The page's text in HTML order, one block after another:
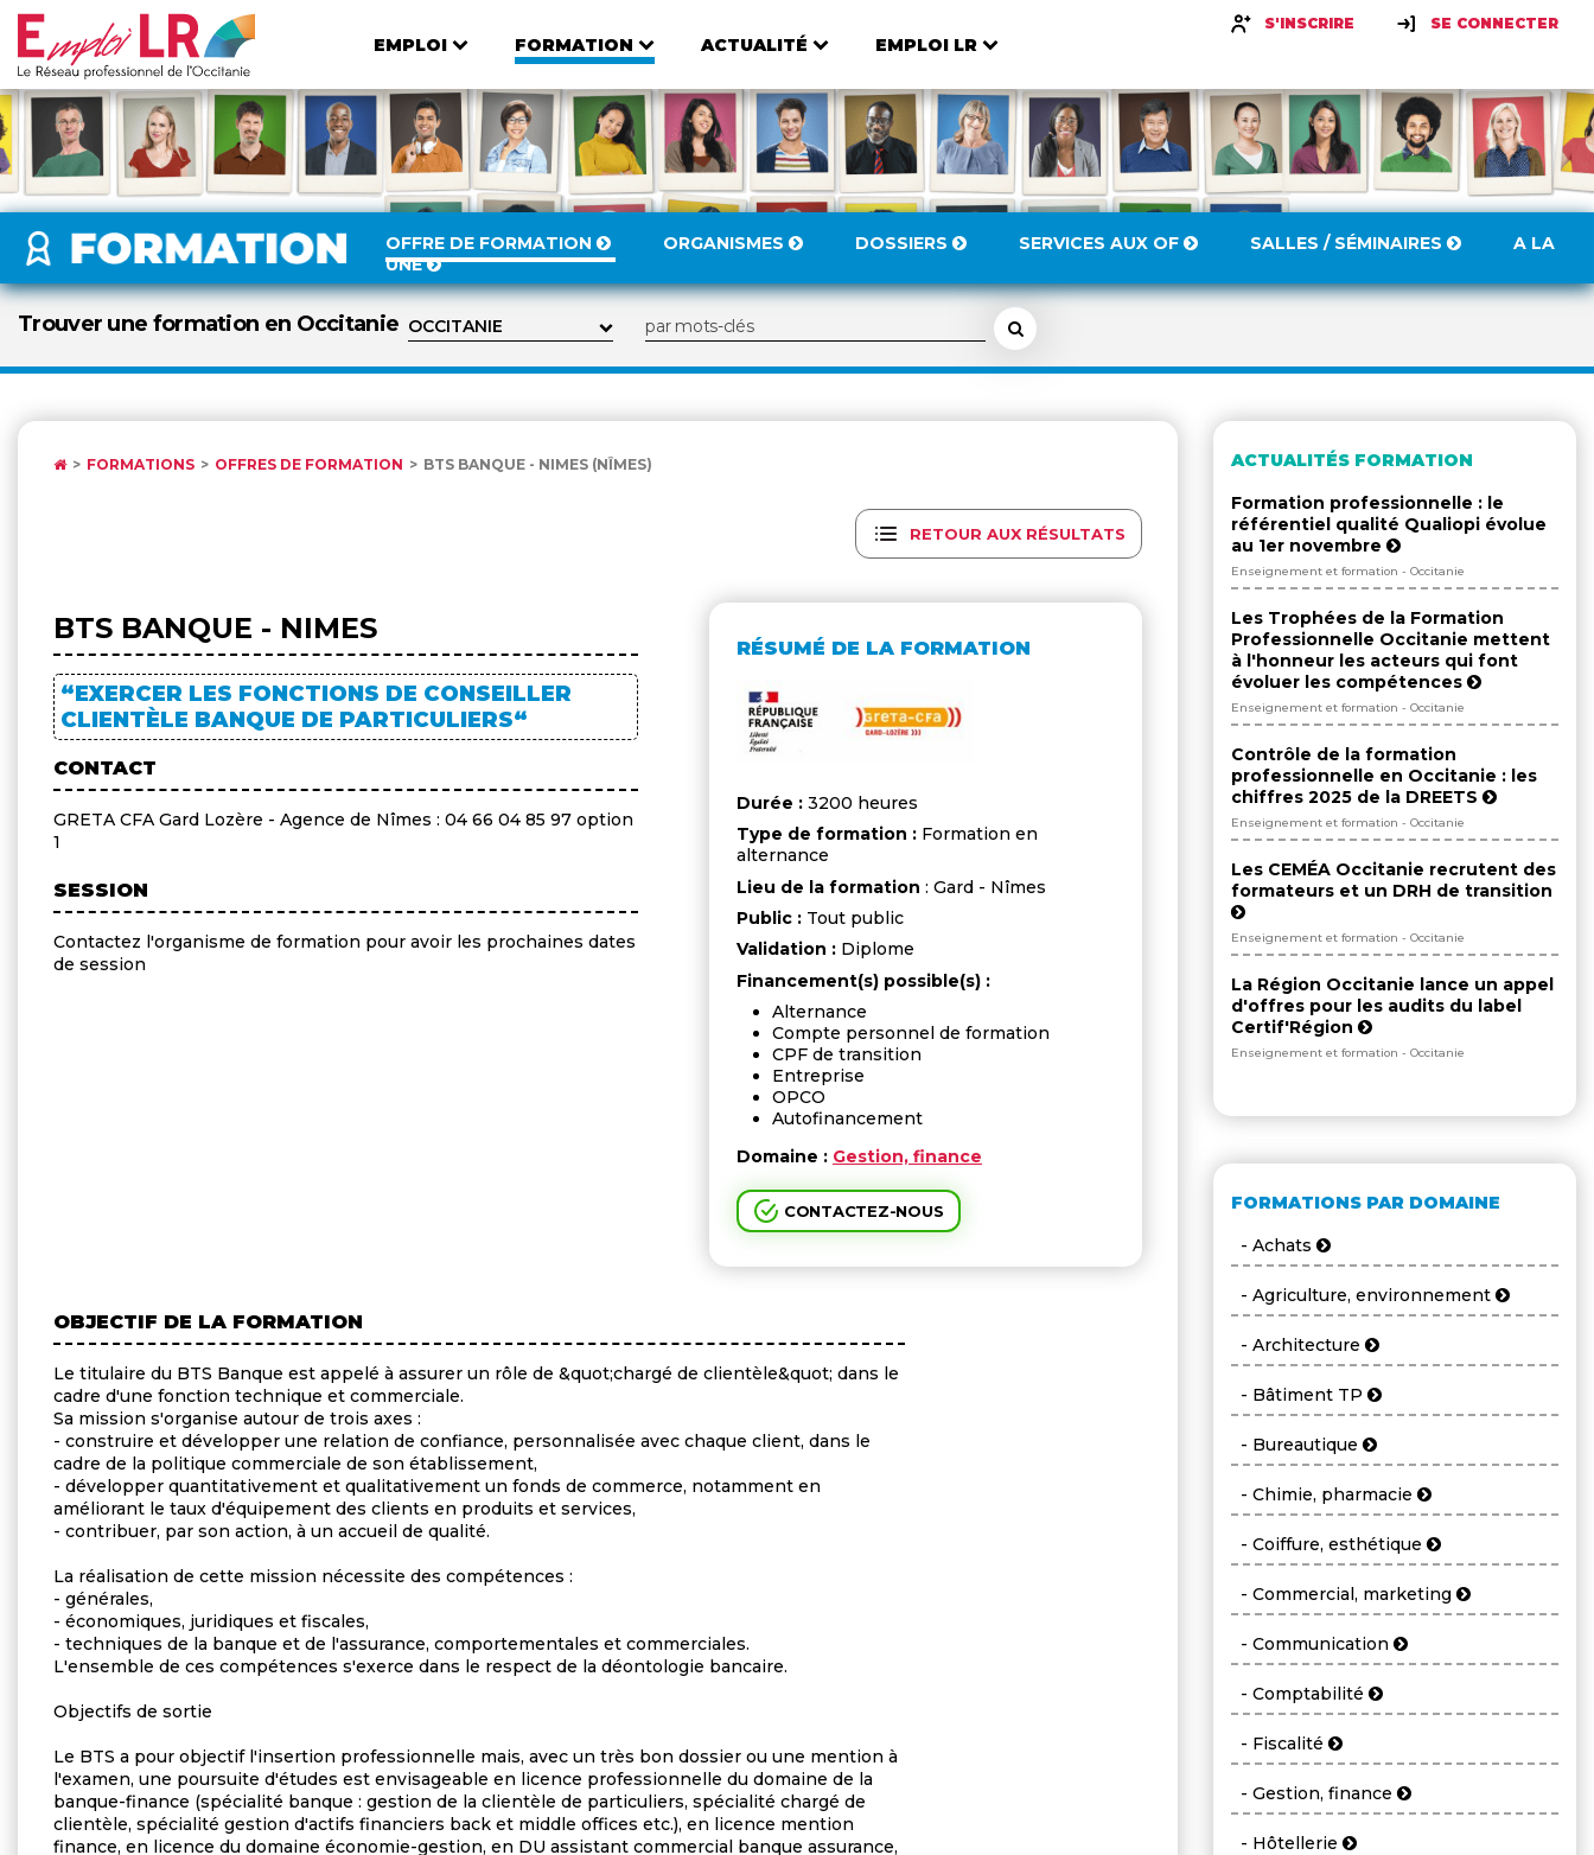
EMPLOI FORMATION ACTUALITÉ EMPLOI LR
S'INSCRIRE SE CONNECTER
OFFRE DE FORMATION ORGANISMES DOSSIERS SERVICES AUX OF SALLES / SÉMINAIRES
A LA
UNE
Trouver une formation en Occitanie
FORMATIONS OFFRES DE FORMATION BTS BANQUE - NIMES (NÎMES)
RETOUR AUX RÉSULTATS
BTS BANQUE - NIMES
“EXERCER LES FONCTIONS DE CONSEILLER
CLIENTÈLE BANQUE DE PARTICULIERS“
CONTACT
GRETA CFA Gard Lozère - Agence de Nîmes : 04 66 04 85 97 option
1
SESSION
Contactez l'organisme de formation pour avoir les prochaines dates
de session
RÉSUMÉ DE LA FORMATION
Durée :3200 heures
Type de formation :Formation en
alternance
Lieu de la formation : Gard - Nîmes
Public :Tout public
Validation :Diplome
Financement(s) possible(s) :
Alternance
Compte personnel de formation
CPF de transition
Entreprise
OPCO
Autofinancement
Domaine : Gestion, finance
CONTACTEZ-NOUS
OBJECTIF DE LA FORMATION
Le titulaire du BTS Banque est appelé à assurer un rôle de &quot;chargé de clientèle&quot; dans le
cadre d'une fonction technique et commerciale.
Sa mission s'organise autour de trois axes :
- construire et développer une relation de confiance, personnalisée avec chaque client, dans le
cadre de la politique commerciale de son établissement,
- développer quantitativement et qualitativement un fonds de commerce, notamment en
améliorant le taux d'équipement des clients en produits et services,
- contribuer, par son action, à un accueil de qualité.
La réalisation de cette mission nécessite des compétences :
- générales,
- économiques, juridiques et fiscales,
- techniques de la banque et de l'assurance, comportementales et commerciales.
L'ensemble de ces compétences s'exerce dans le respect de la déontologie bancaire.
Objectifs de sortie
Le BTS a pour objectif l'insertion professionnelle mais, avec un très bon dossier ou une mention à
l'examen, une poursuite d'études est envisageable en licence professionnelle du domaine de la
banque-finance (spécialité banque : gestion de la clientèle de particuliers, spécialité chargé de
clientèle, spécialité gestion d'actifs financiers back et middle offices etc.), en licence mention
finance, en licence du domaine économie-gestion, en DU assistant commercial banque assurance,
ACTUALITÉS FORMATION
Formation professionnelle : le
référentiel qualité Qualiopi évolue
au 1er novembre
Enseignement et formation - Occitanie
Les Trophées de la Formation
Professionnelle Occitanie mettent
à l'honneur les acteurs qui font
évoluer les compétences
Enseignement et formation - Occitanie
Contrôle de la formation
professionnelle en Occitanie : les
chiffres 2025 de la DREETS
Enseignement et formation - Occitanie
Les CEMÉA Occitanie recrutent des
formateurs et un DRH de transition
Enseignement et formation - Occitanie
La Région Occitanie lance un appel
d'offres pour les audits du label
Certif'Région
Enseignement et formation - Occitanie
FORMATIONS PAR DOMAINE
- Achats
- Agriculture, environnement
- Architecture
- Bâtiment TP
- Bureautique
- Chimie, pharmacie
- Coiffure, esthétique
- Commercial, marketing
- Communication
- Comptabilité
- Fiscalité
- Gestion, finance
- Hôtellerie